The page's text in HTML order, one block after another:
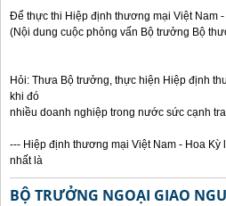
Để thực thi Hiệp định thương mại Việt Nam -
(Nội dung cuộc phỏng vấn Bộ trưởng Bộ
Hỏi: Thưa Bộ trưởng, thực hiện Hiệp định
khi đó
nhiều doanh nghiệp trong nước sức cạnh
--- Hiệp định thương mại Việt Nam - Hoa
nhất là
BỘ TRƯỞNG NGOẠI GIAO